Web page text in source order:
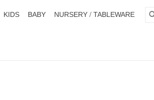
KIDS BABY NURSERY / TABLEWARE